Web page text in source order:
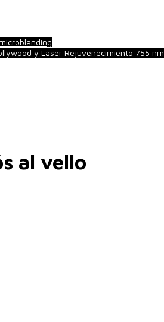
y Láser Rejuvenecimiento 755 nm
al vello